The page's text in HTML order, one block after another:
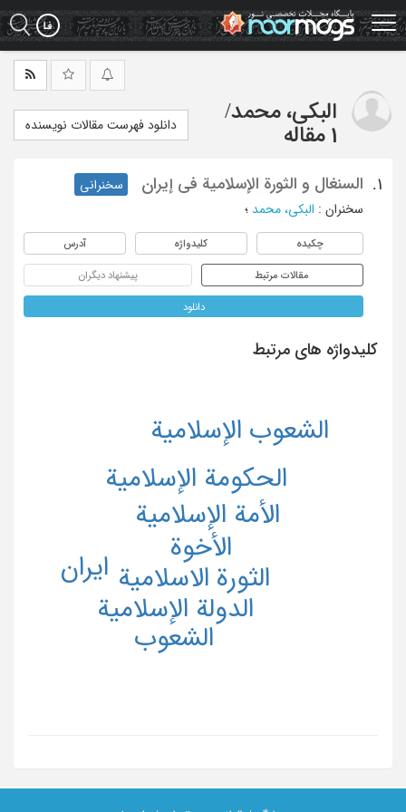
Skip
to
main
البکی، محمد/
1 مقاله
دانلود فهرست مقالات نویسنده
1. السنغال و الثورة الإسلامیة فی إیران
سخنرانی
سخنران : البکی، محمد ؛
چکیده کلیدواژه آدرس
مقالات مرتبط پیشنهاد دیگران
دانلود
کلیدواژه های مرتبط
الأخوة
الأمة الإسلامیة
الثورة الاسلامیة
الحکومة الإسلامیة
الدولة الإسلامیة
الشعوب
الشعوب الإسلامیة
ایران